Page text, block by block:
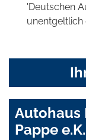
'Deutschen
unentgeltlich
Autohaus
Pappe e.K.